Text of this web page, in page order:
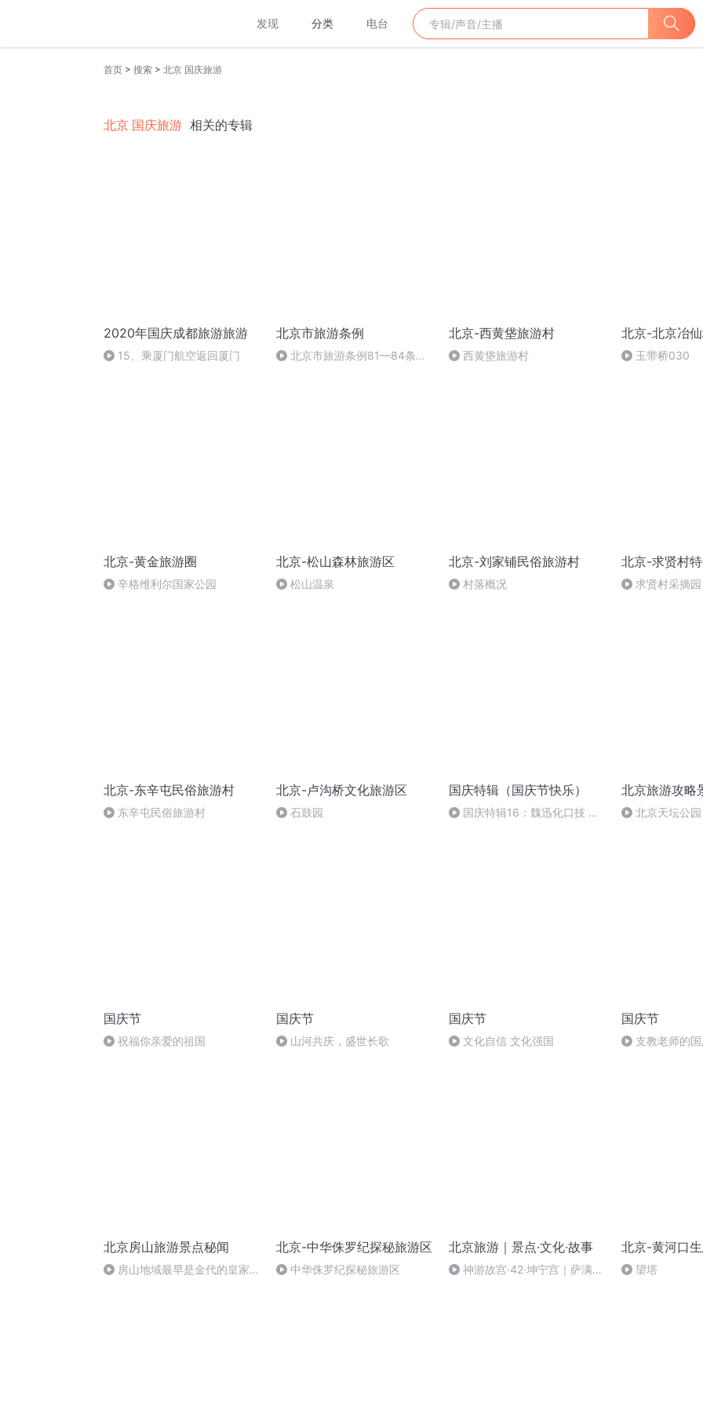
发现 分类 电台
首页 > 搜索 > 北京 国庆旅游
北京 国庆旅游 相关的专辑
2020年国庆成都旅游旅游
15、乘厦门航空返回厦门
北京市旅游条例
北京市旅游条例81—84条
北京-西黄垡旅游村
西黄垡旅游村
北京-北京冶
玉带桥030
北京-黄金旅游圈
辛格维利尔国家公园
北京-松山森林旅游区
松山温泉
北京-刘家铺民俗旅游村
村落概况
北京-求贤村
求贤村采摘园
北京-东辛屯民俗旅游村
东辛屯民俗旅游村
北京-卢沟桥文化旅游区
石鼓园
国庆特辑（国庆节快乐）
国庆特辑16：魏迅化口技 二
北京旅游攻略
北京天坛公园
国庆节
祝福你亲爱的祖国
国庆节
山河共庆，盛世长歌
国庆节
文化自信 文化强国
国庆节
支教老师的
北京房山旅游景点秘闻
房山地域最早是金代的皇家陵
北京-中华侏罗纪探秘旅游区
中华侏罗纪探秘旅游区
北京旅游｜景点·文化·故事
神游故宫·42·坤宁宫｜萨满祭
北京-黄河口
望塔